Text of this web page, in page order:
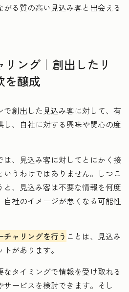
る質の高い見込み客と出会える
リング｜創出したリ
を醸成
で創出した見込み客に対して、有
、自社に対する興味や関心の度
は、見込み客に対してとにかく接
うわけではありません。しつこ
と、見込み客は不要な情報を何度
自社のイメージが悪くなる可能性
ャリングを行う ことは、見込み
があります。
なタイミングで情報を受け取れる
ービスを検討できます。そし